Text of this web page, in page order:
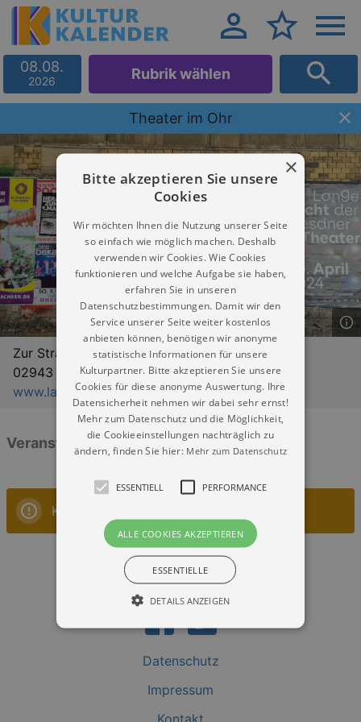
08.08.
2026 Rubrik wählen
Theater im Ohr
Zur Strandpromenade 1
02943 Boxberg/Oberlausitz
www.lausitzerseenland.de
Veranstaltungen: „Theater im Ohr“
Keine Veranstaltungen
Datenschutz
Impressum
Kontakt
×
Bitte akzeptieren Sie unsere
Cookies
Wir möchten Ihnen die Nutzung unserer Seite
so einfach wie möglich machen. Deshalb
verwenden wir Cookies. Wie Cookies
funktionieren und welche Aufgabe sie haben,
erfahren Sie in unseren
Datenschutzbestimmungen. Damit wir den
Service unserer Seite weiter kostenlos
anbieten können, benötigen wir anonyme
statistische Informationen für unsere
Kulturpartner. Bitte akzeptieren Sie unsere
Cookies für diese anonyme Auswertung. Ihre
Datensicherheit nehmen wir dabei sehr ernst!
Mehr zum Datenschutz und die Möglichkeit,
die Cookieeinstellungen nachträglich zu
ändern, finden Sie hier: Mehr zum Datenschutz
ESSENTIELL PERFORMANCE
ALLE COOKIES AKZEPTIEREN
ESSENTIELLE
DETAILS ANZEIGEN
Essentiell Performance
Essentielle Cookies werden für die
gebraucht. Zum Beispiel für das Login in Ihren